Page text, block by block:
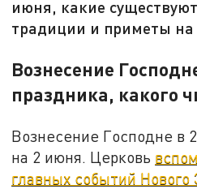
июня, какие
традиции и приметы на
Вознесение
праздника, какого
Вознесение Господне в
на 2 июня. Церковь
главных событий Нового